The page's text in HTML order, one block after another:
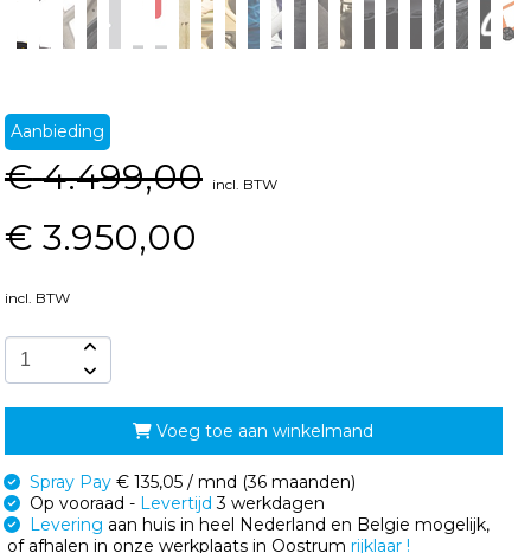
Aanbieding
€ 4.499,00 incl. BTW
€ 3.950,00
incl. BTW
Voeg toe aan winkelmand
Spray Pay€ 135,05 / mnd (36 maanden)
Op vooraad - Levertijd 3 werkdagen
Levering aan huis in heel Nederland en Belgie mogelijk,
of afhalen in onze werkplaats in Oostrum rijklaar !